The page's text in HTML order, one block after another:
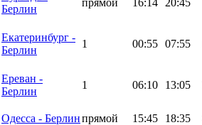
Берлин
прямой 16:14 20:45
Екатеринбург -
Берлин
1 00:55 07:55
Ереван -
Берлин
1 06:10 13:05
Одесса - Берлинпрямой 15:45 18:35